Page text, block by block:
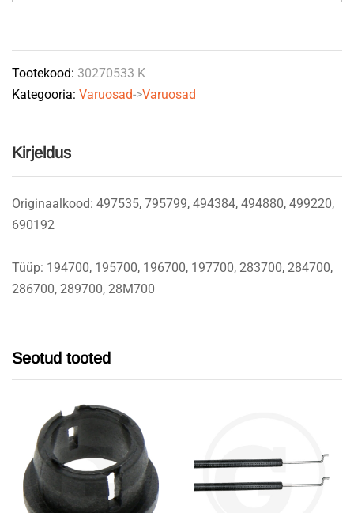
quantity
Tootekood: 30270533 K
Kategooria: Varuosad->Varuosad
Kirjeldus
Originaalkood: 497535, 795799, 494384, 494880, 499220,
690192
Tüüp: 194700, 195700, 196700, 197700, 283700, 284700,
286700, 289700, 28M700
Seotud tooted